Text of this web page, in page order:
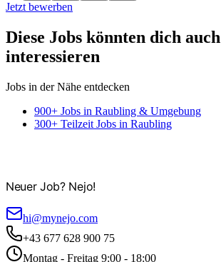
Jetzt bewerben
Diese Jobs könnten dich auch
interessieren
Jobs in der Nähe entdecken
900+ Jobs in Raubling & Umgebung
300+ Teilzeit Jobs in Raubling
Neuer Job? Nejo!
hi@mynejo.com
+43 677 628 900 75
Montag - Freitag 9:00 - 18:00